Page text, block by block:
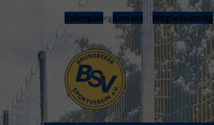
Hallenplan Kontakt Mitgliedsantrag